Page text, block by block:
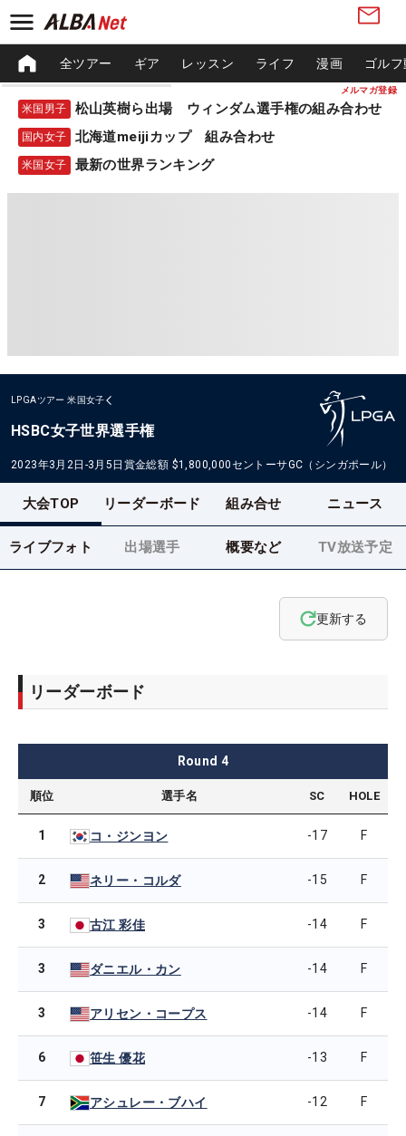
メルマガ登録
全ツアー ギア レッスン ライフ 漫画 ゴル
米国男子 松山英樹ら出場 ウィンダム選手権の組み合わせ
国内女子 北海道meijiカップ 組み合わせ
米国女子 最新の世界ランキング
LPGAツアー 米国女子
HSBC女子世界選手権
2023年3月2日-3月5日 賞金総額 $1,800,000セントーサGC（シンガポール）
大会TOP リーダーボード 組み合せ ニュース
ライブフォト 出場選手 概要など TV放送予定
更新する
リーダーボード
Round 4
順位 選手名 SC HOLE
1 コ・ジンヨン -17 F
2 ネリー・コルダ -15 F
3 古江 彩佳 -14 F
3 ダニエル・カン -14 F
3 アリセン・コープス -14 F
6 笹生 優花 -13 F
7 アシュレー・ブハイ -12 F